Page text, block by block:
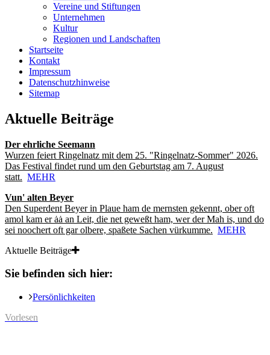
Vereine und Stiftungen
Unternehmen
Kultur
Regionen und Landschaften
Startseite
Kontakt
Impressum
Datenschutzhinweise
Sitemap
Aktuelle Beiträge
Der ehrliche Seemann
Wurzen feiert Ringelnatz mit dem 25. "Ringelnatz-Sommer" 2026.
Das Festival findet rund um den Geburtstag am 7. August
statt. MEHR
Vun' alten Beyer
Den Superdent Beyer in Plaue ham de mernsten gekennt, ober oft
amol kam er ȧȧ an Leit, die net geweßt ham, wer der Mah is, und do
sei noochert oft gar olbere, spaßete Sachen vürkumme. MEHR
Aktuelle Beiträge
Sie befinden sich hier:
Persönlichkeiten
Vorlesen